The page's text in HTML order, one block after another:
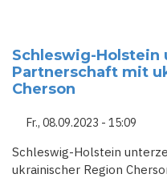
Schleswig-
Partnerschaft mit
Cherson
Fr., 08.09.2023 - 15:09
Schleswig-Holstein
ukrainischer Region